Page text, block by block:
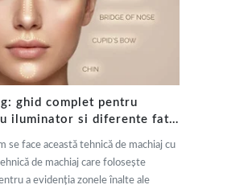
ghid complet pentru
iluminator si diferente fata
se face această tehnică de machiaj cu
de machiaj care folosește
a evidenția zonele înalte ale